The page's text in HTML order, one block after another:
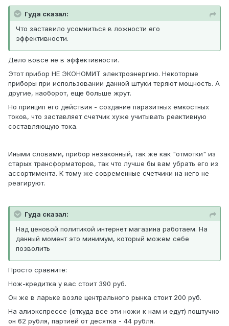
Гуда сказал:
Что заставило усомниться в ложности его
эффективности.
Дело вовсе не в эффективности.
Этот прибор НЕ ЭКОНОМИТ электроэнергию. Некоторые
приборы при использовании данной штуки теряют мощность. А
другие, наоборот, еще больше жрут.
Но принцип его действия - создание паразитных емкостных
токов, что заставляет счетчик хуже учитывать реактивную
составляющую тока.
Иными словами, прибор незаконный, так же как "отмотки" из
старых трансформаторов, так что лучше бы вам убрать его из
ассортимента. К тому же современные счетчики на него не
реагируют.
Гуда сказал:
Над ценовой политикой интернет магазина работаем. На
данный момент это минимум, который можем себе
позволить
Просто сравните:
Нож-кредитка у вас стоит 390 руб.
Он же в ларьке возле центрального рынка стоит 200 руб.
На алиэкспрессе (откуда все эти ножи к нам и едут) поштучно
он 62 рубля, партией от десятка - 44 рубля.